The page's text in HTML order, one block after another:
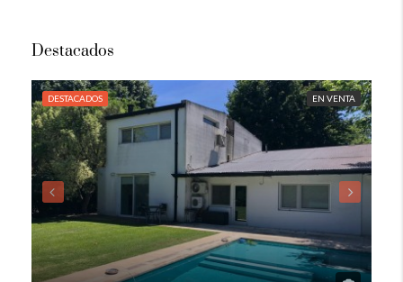
Destacados
DESTACADOS EN VENTA